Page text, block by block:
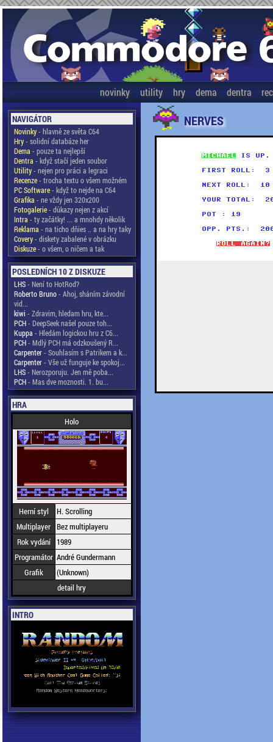
novinky utility hry dema dentra
NAVIGÁTOR
Novinky- hlavně ze světa C64
Hry- solidní databáze her
Dema - pouze ta nejlepší
Dentra - když stačí jeden soubor
Utility- nejen pro práci a legraci
Recenze- trocha textu o všem možném
PC Software- když to nejde na C64
Grafika - ne vždy jen 320x200
Fotogalerie- důkazy nejen z akcí
Intra - ty začátky! ... a mnohdy několik
Reklama - na ticho dňies .. a na hry taky
Covery- diskety zabalené v obrázku
Diskuze- o všem, o ničem a tak
POSLEDNÍCH 10 Z DISKUZE
LHS- Není to HotRod?
Roberto Bruno- Ahoj, sháním závodní
vid...
kiwi - Zdravim, hledam hru, kte...
PCH- DeepSeek našel pouze toh...
Kuppa - Hledám logickou hru z C6...
PCH- Mdlý PCH má odzkoušený R...
Carpenter- Souhlasím s Patrikem a k...
Carpenter- Vše už funguje ke spokoj...
LHS- Nerozporuju. Jen mě poba...
PCH- Mas dve moznosti. 1. bu...
HRA
Holo
Herní styl
H. Scrolling
Multiplayer Bez multiplayeru
Rok vydání
1989
Programátor André Gundermann
Grafik
(Unknown)
detail hry
INTRO
NERVES